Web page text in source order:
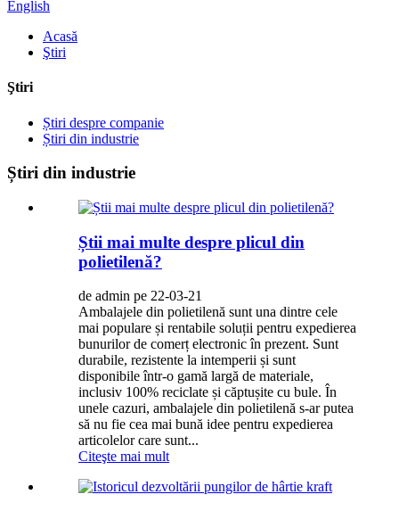
English
Acasă
Ştiri
Ştiri
Știri despre companie
Știri din industrie
Știri din industrie
Știi mai multe despre plicul din
polietilenă?
de admin pe 22-03-21
Ambalajele din polietilenă sunt una dintre cele
mai populare și rentabile soluții pentru expedierea
bunurilor de comerț electronic în prezent. Sunt
durabile, rezistente la intemperii și sunt
disponibile într-o gamă largă de materiale,
inclusiv 100% reciclate și căptușite cu bule. În
unele cazuri, ambalajele din polietilenă s-ar putea
să nu fie cea mai bună idee pentru expedierea
articolelor care sunt...
Citeşte mai mult